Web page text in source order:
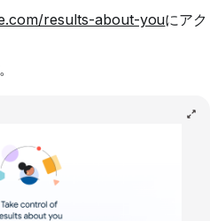
results-about-youにアク